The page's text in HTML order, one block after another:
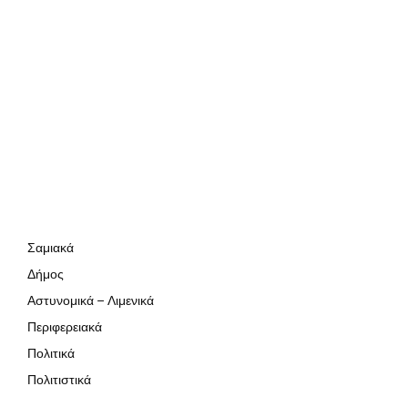
Σαμιακά
Δήμος
Αστυνομικά – Λιμενικά
Περιφερειακά
Πολιτικά
Πολιτιστικά